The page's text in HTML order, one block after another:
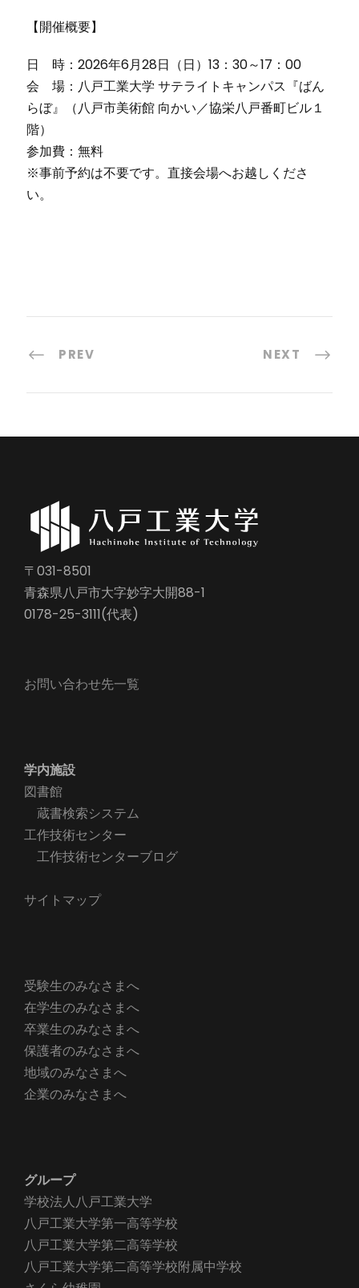
【開催概要】
日 時：2026年6月28日（日）13：30～17：00
会 場：八戸工業大学 サテライトキャンパス『ばん
らぼ』（八戸市美術館 向かい／協栄八戸番町ビル１
階）
参加費：無料
※事前予約は不要です。直接会場へお越しくださ
い。
PREV NEXT
〒031-8501
青森県八戸市大字妙字大開88-1
0178-25-3111(代表)
お問い合わせ先一覧
学内施設
図書館
蔵書検索システム
工作技術センター
工作技術センターブログ
サイトマップ
受験生のみなさまへ
在学生のみなさまへ
卒業生のみなさまへ
保護者のみなさまへ
地域のみなさまへ
企業のみなさまへ
グループ
学校法人八戸工業大学
八戸工業大学第一高等学校
八戸工業大学第二高等学校
八戸工業大学第二高等学校附属中学校